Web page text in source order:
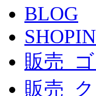
BLOG
販売_
販売_